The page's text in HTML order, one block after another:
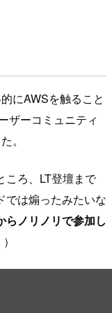
にAWSを触ること
ザーコミュニティ
。
ころ、LT登壇まで
では煽ったみたいな
らノリノリで参加し